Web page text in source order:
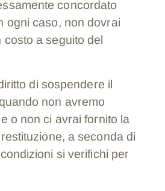
concordato
ogni caso, non dovrai
a seguito del
di sospendere il
non avremo
o non ci avrai fornito la
a seconda di
si verifichi per